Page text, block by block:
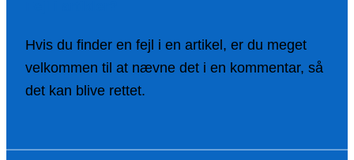
Hvis du finder en fejl i en artikel, er du meget
velkommen til at nævne det i en kommentar, så
det kan blive rettet.